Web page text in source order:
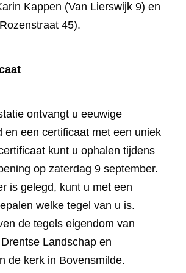
Kappen (Van Lierswijk 9) en
45).
ontvangt u eeuwige
en een certificaat met een uniek
kunt u ophalen tijdens
op zaterdag 9 september.
is gelegd, kunt u met een
welke tegel van u is.
de tegels eigendom van
Landschap en
de kerk in Bovensmilde.